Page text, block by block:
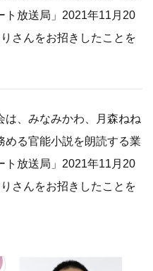
ト放送局」2021年11月20
さんをお招きしたことを
は、みなみかわ、月森ねね
める官能小説を朗読する業
ト放送局」2021年11月20
さんをお招きしたことを